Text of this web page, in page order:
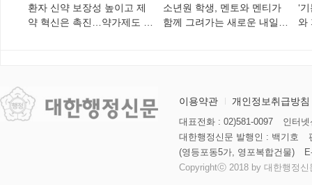
환자 신약 보장성 높이고 제
약 혁신은 촉진…약가제도 개
소년원 학생, 멘토와 멘티가
함께 그려가는 새로운 내일
‘
와
이용약관 개인정보취급방침
대표전화 : 02)581-0097
인터
대한행정신문 발행인 : 백기호
(영등포동5가, 영포복합건물)
Copyrightⓒ 2018 by 대한행정신